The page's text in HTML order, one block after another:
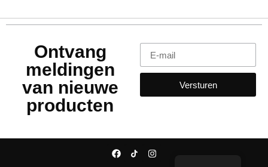
Ontvang
meldingen
van nieuwe
producten
Versturen